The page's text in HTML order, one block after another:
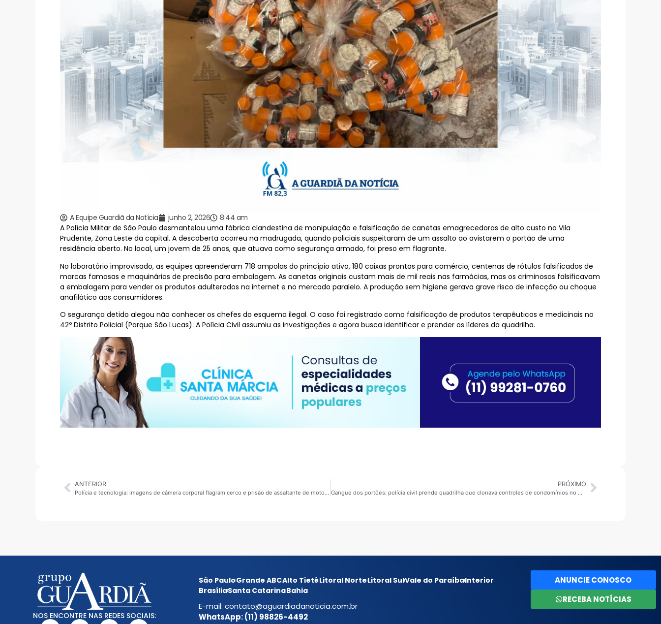
A Equipe Guardiã da Notícia junho 2, 2026
8:44 am
A Polícia Militar de São Paulo desmantelou uma fábrica clandestina de manipulação e falsificação de canetas emagrecedoras de alto custo na Vila
Prudente, Zona Leste da capital. A descoberta ocorreu na madrugada, quando policiais suspeitaram de um assalto ao avistarem o portão de uma
residência aberto. No local, um jovem de 25 anos, que atuava como segurança armado, foi preso em flagrante.
No laboratório improvisado, as equipes apreenderam 718 ampolas do princípio ativo, 180 caixas prontas para comércio, centenas de rótulos falsificados de
marcas famosas e maquinários de precisão para embalagem. As canetas originais custam mais de mil reais nas farmácias, mas os criminosos falsificavam
a embalagem para vender os produtos adulterados na internet e no mercado paralelo. A produção sem higiene gerava grave risco de infecção ou choque
anafilático aos consumidores.
O segurança detido alegou não conhecer os chefes do esquema ilegal. O caso foi registrado como falsificação de produtos terapêuticos e medicinais no
42º Distrito Policial (Parque São Lucas). A Polícia Civil assumiu as investigações e agora busca identificar e prender os líderes da quadrilha.
ANTERIOR
Polícia e tecnologia: imagens de câmera corporal flagram cerco e prisão de assaltante de moto em São Paulo
PRÓXIMO
Gangue dos portões: polícia civil prende quadrilha que clonava controles de condomínios no morumbi e real parque
NOS ENCONTRE NAS REDES SOCIAIS:
São PauloGrande ABCAlto TietêLitoral NorteLitoral SulVale do ParaíbaInterior
BrasíliaSanta CatarinaBahia
E-mail: contato@aguardiadanoticia.com.br
WhatsApp: (11) 98826-4492
ANUNCIE CONOSCO
RECEBA NOTÍCIAS